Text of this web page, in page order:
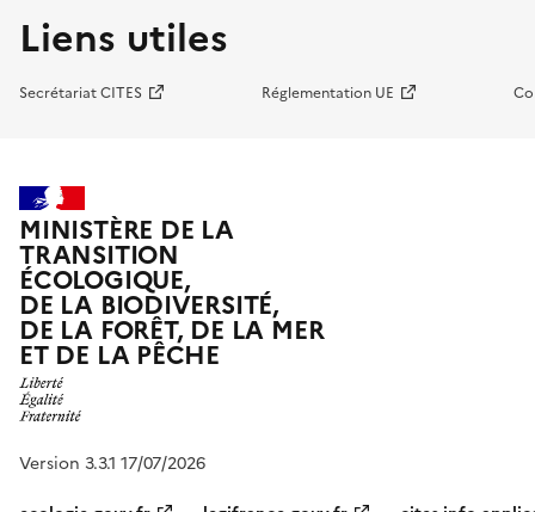
Liens utiles
Secrétariat CITES Réglementation UE
MINISTÈRE DE LA
TRANSITION
ÉCOLOGIQUE,
DE LA BIODIVERSITÉ,
DE LA FORÊT, DE LA MER
ET DE LA PÊCHE
Version 3.3.1 17/07/2026